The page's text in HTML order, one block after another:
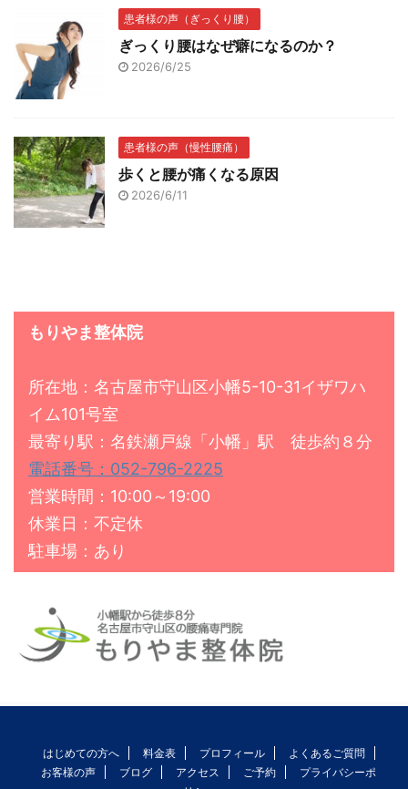
患者様の声（ぎっくり腰）
ぎっくり腰はなぜ癖になるのか？
2026/6/25
患者様の声（慢性腰痛）
歩くと腰が痛くなる原因
2026/6/11
もりやま整体院
所在地：名古屋市守山区小幡5-10-31イザワハ
イム101号室
最寄り駅：名鉄瀬戸線「小幡」駅 徒歩約８分
電話番号：052-796-2225
営業時間：10:00～19:00
休業日：不定休
駐車場：あり
はじめての方へ 料金表 プロフィール
よくあるご質問
お客様の声
ブログ アクセス ご予約
プライバシーポ